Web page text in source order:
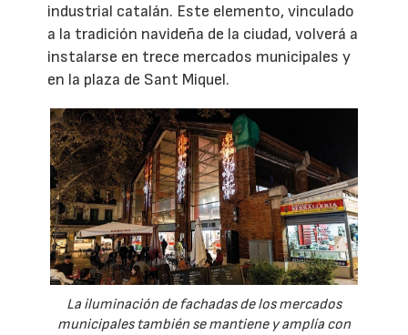
industrial catalán. Este elemento, vinculado
a la tradición navideña de la ciudad, volverá a
instalarse en trece mercados municipales y
en la plaza de Sant Miquel.
La iluminación de fachadas de los mercados
municipales también se mantiene y amplía con